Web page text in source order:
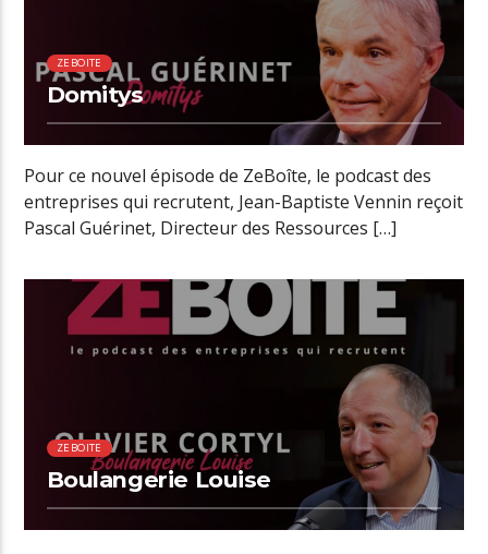
ZEBOITE
Domitys
Pour ce nouvel épisode de ZeBoîte, le podcast des
entreprises qui recrutent, Jean-Baptiste Vennin reçoit
Pascal Guérinet, Directeur des Ressources […]
01:18 READ TIME
ZEBOITE
Boulangerie Louise